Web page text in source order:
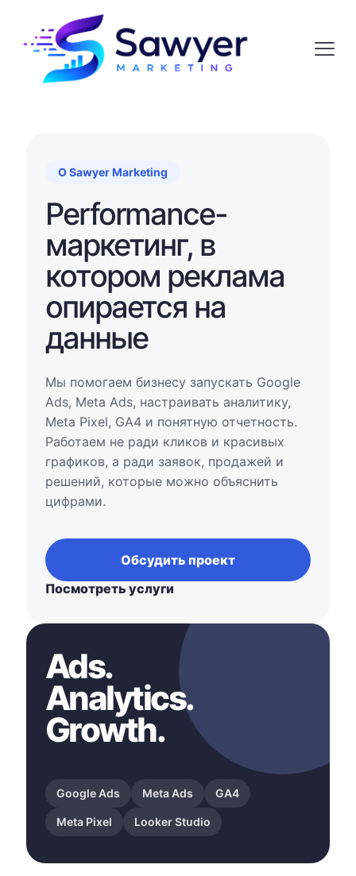
О Sawyer Marketing
Performance-
маркетинг, в
котором реклама
опирается на
данные
Мы помогаем бизнесу запускать Google
Ads, Meta Ads, настраивать аналитику,
Meta Pixel, GA4 и понятную отчетность.
Работаем не ради кликов и красивых
графиков, а ради заявок, продажей и
решений, которые можно объяснить
цифрами.
Обсудить проект
Посмотреть услуги
Ads.
Analytics.
Growth.
Google Ads Meta Ads GA4
Meta Pixel Looker Studio